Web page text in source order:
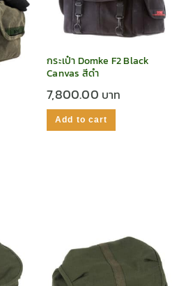
กระเป๋า Domke F2 Black
Canvas สีดำ
7,800.00
Add to cart